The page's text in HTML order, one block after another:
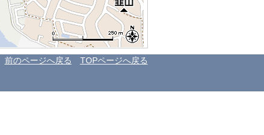
前のページへ戻る TOPページへ戻る